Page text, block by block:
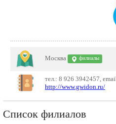
Москва филиалы
тел.: 8 926 3942457,
http://www.gwidon.ru/
Список филиалов